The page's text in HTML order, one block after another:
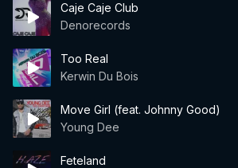
Caje Caje Club
Denorecords
Too Real
Kerwin Du Bois
Move Girl (feat. Johnny Good)
Young Dee
Feteland